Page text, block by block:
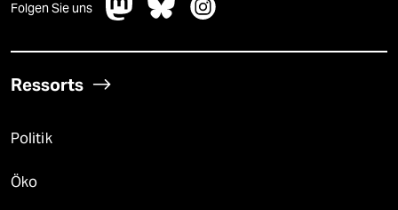
Folgen Sie uns
Ressorts
Politik
Öko